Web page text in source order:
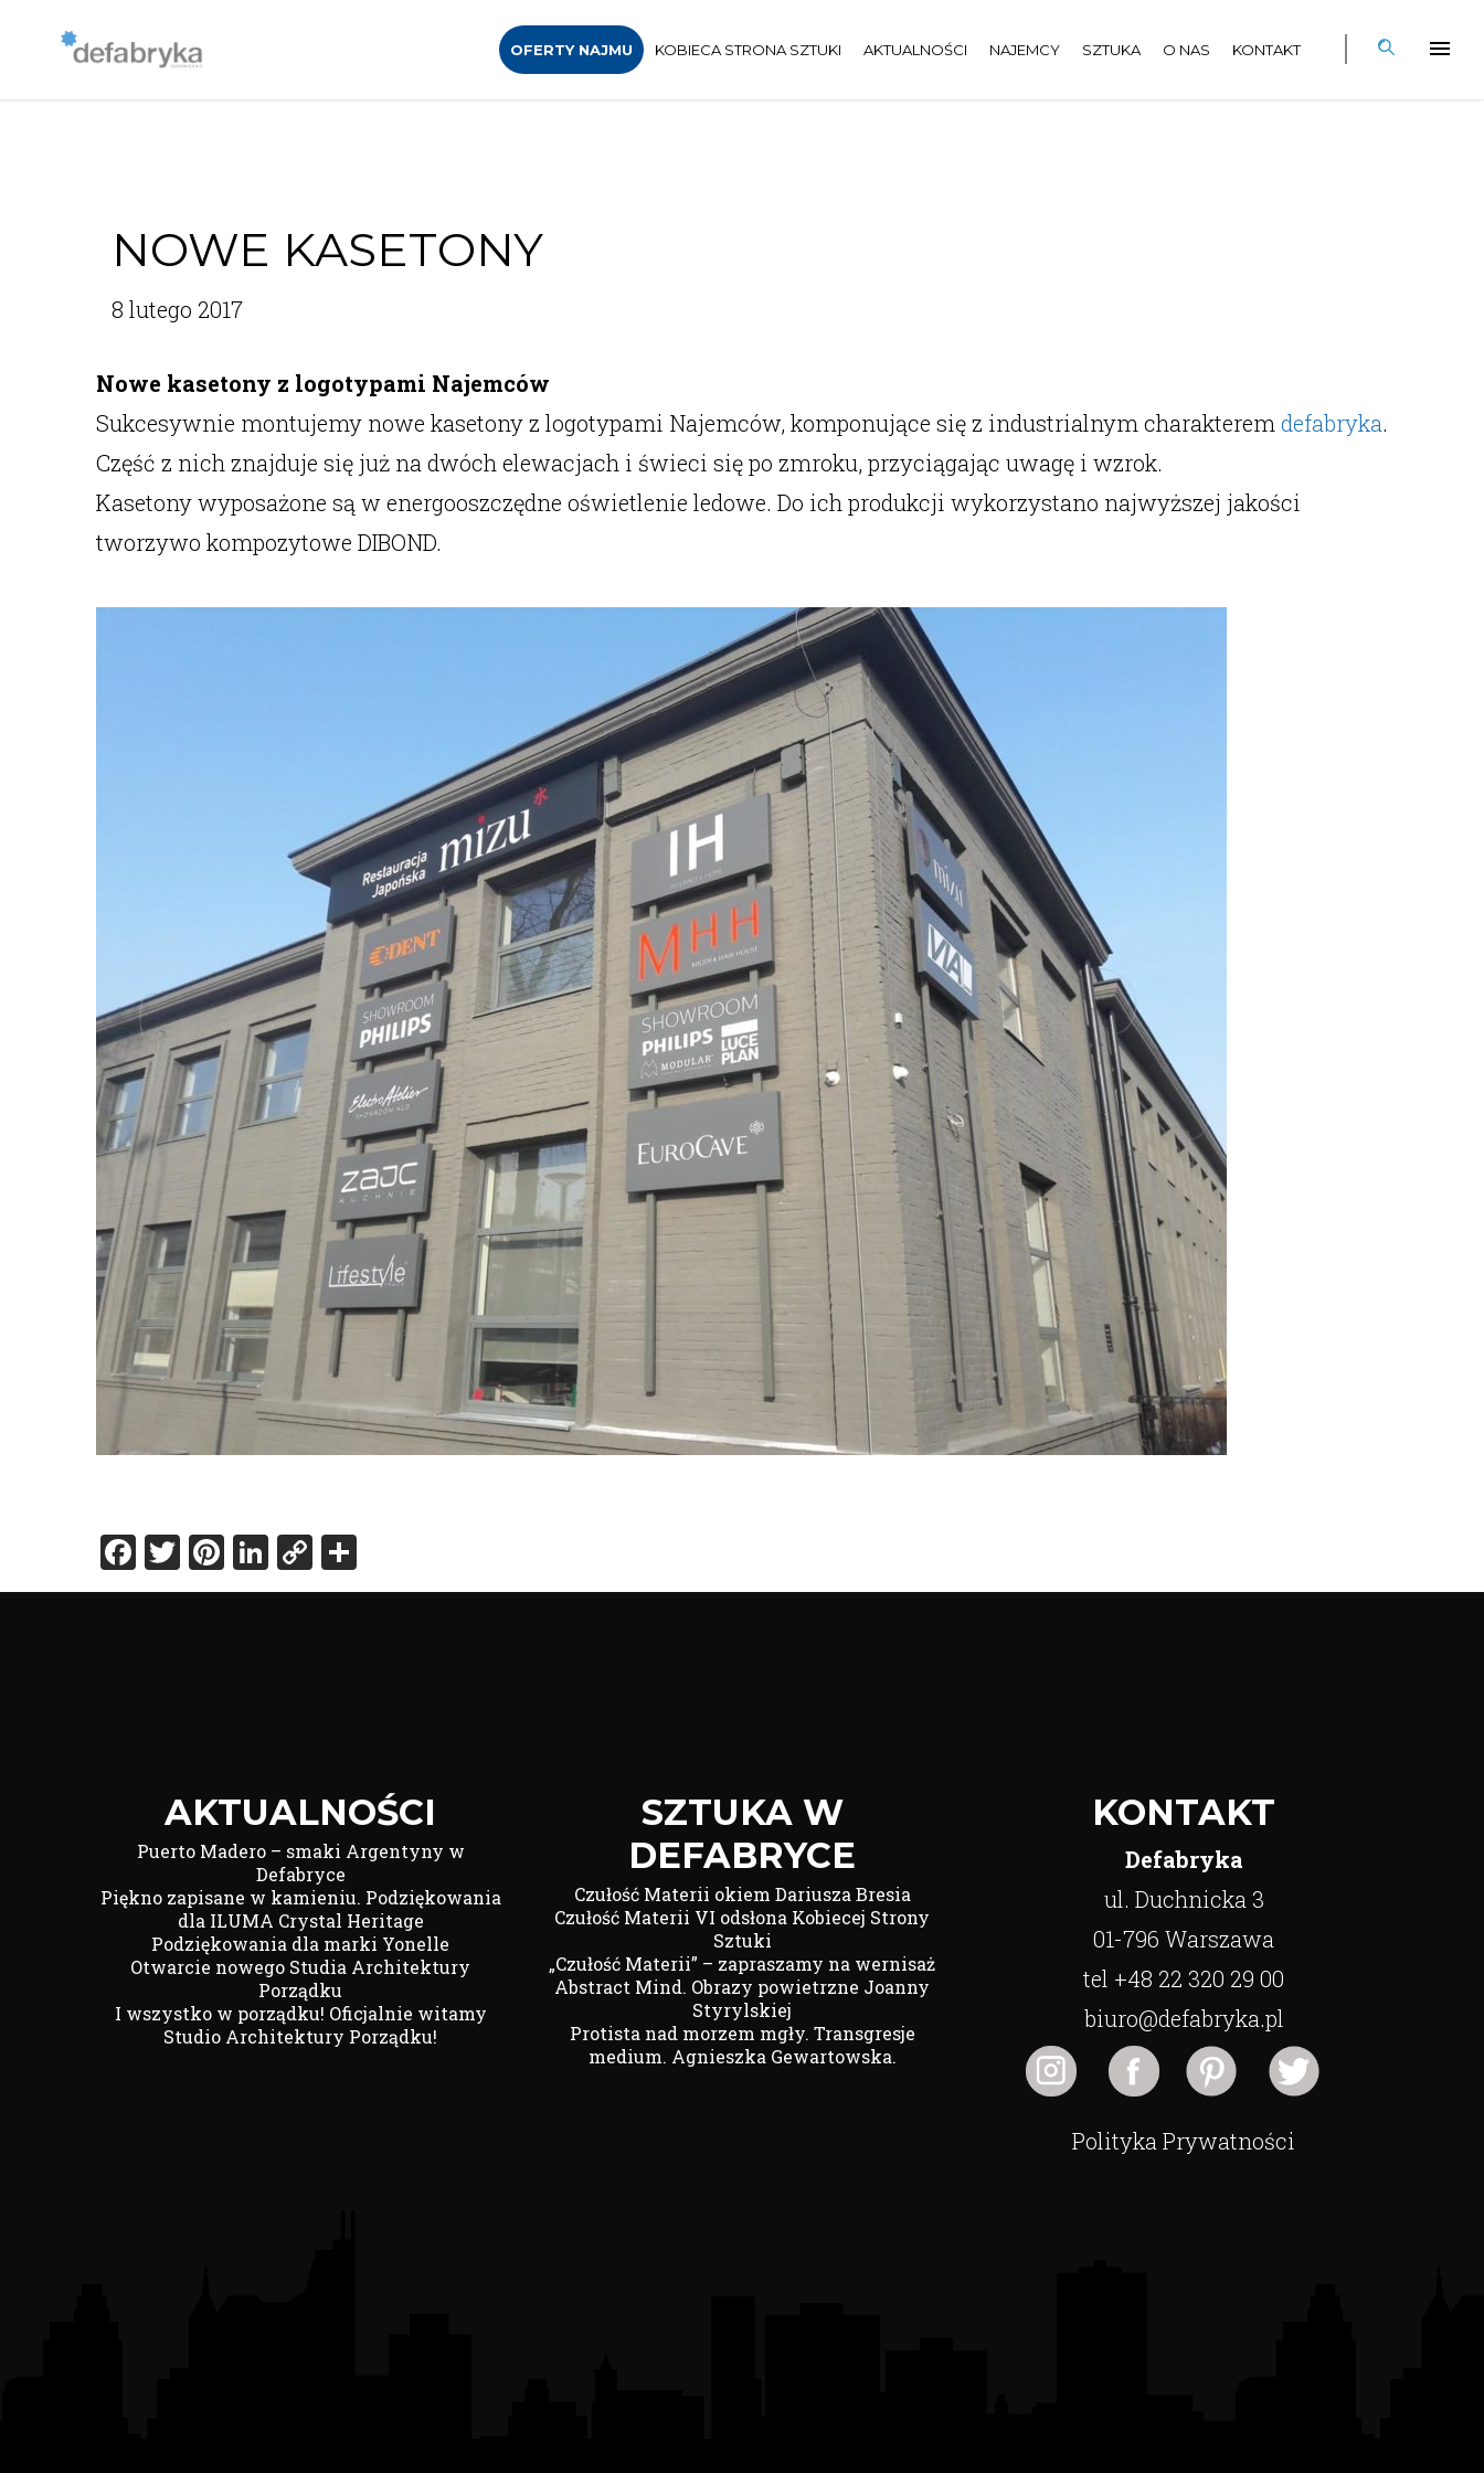
OFERTY NAJMU KOBIECA STRONA SZTUKI AKTUALNOŚCI NAJEMCY SZTUKA O NAS KONTAKT
NOWE KASETONY
8 lutego 2017
Nowe kasetony z logotypami Najemców
Sukcesywnie montujemy nowe kasetony z logotypami Najemców, komponujące się z industrialnym charakterem defabryka.
Część z nich znajduje się już na dwóch elewacjach i świeci się po zmroku, przyciągając uwagę i wzrok.
Kasetony wyposażone są w energooszczędne oświetlenie ledowe. Do ich produkcji wykorzystano najwyższej jakości
tworzywo kompozytowe DIBOND.
Facebook
Twitter
Pinterest
LinkedIn
Copy
Link
AKTUALNOŚCI
Puerto Madero – smaki Argentyny w
Defabryce
Piękno zapisane w kamieniu. Podziękowania
dla ILUMA Crystal Heritage
Podziękowania dla marki Yonelle
Otwarcie nowego Studia Architektury
Porządku
I wszystko w porządku! Oficjalnie witamy
Studio Architektury Porządku!
SZTUKA W
DEFABRYCE
Czułość Materii okiem Dariusza Bresia
Czułość Materii VI odsłona Kobiecej Strony
Sztuki
„Czułość Materii” – zapraszamy na wernisaż
Abstract Mind. Obrazy powietrzne Joanny
Styrylskiej
Protista nad morzem mgły. Transgresje
medium. Agnieszka Gewartowska.
KONTAKT
Defabryka
ul. Duchnicka 3
01-796 Warszawa
tel +48 22 320 29 00
biuro@defabryka.pl
Polityka Prywatności